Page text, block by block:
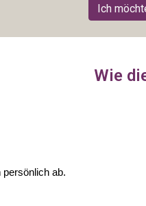
Ich
Wie
persönlich ab.